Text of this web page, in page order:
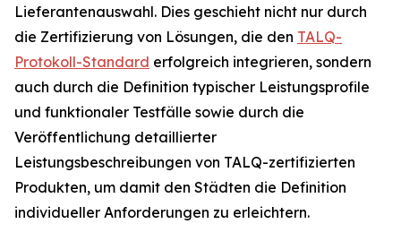
Lieferantenauswahl. Dies geschieht nicht nur durch
die Zertifizierung von Lösungen, die den TALQ-
Protokoll-Standard erfolgreich integrieren, sondern
auch durch die Definition typischer Leistungsprofile
und funktionaler Testfälle sowie durch die
Veröffentlichung detaillierter
Leistungsbeschreibungen von TALQ-zertifizierten
Produkten, um damit den Städten die Definition
individueller Anforderungen zu erleichtern.